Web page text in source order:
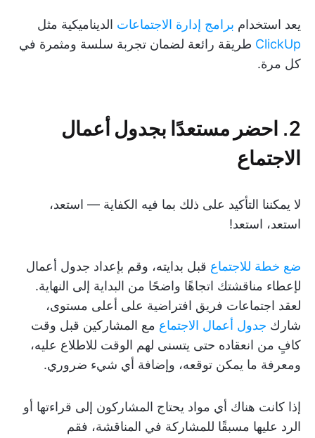
يعد استخدام برامج إدارة الاجتماعات الديناميكية مثل
ClickUp طريقة رائعة لضمان تجربة سلسة ومثمرة في
كل مرة.
2. احضر مستعدًا بجدول أعمال
الاجتماع
لا يمكننا التأكيد على ذلك بما فيه الكفاية — استعد،
استعد، استعد!
ضع خطة للاجتماع قبل بدايته، وقم بإعداد جدول أعمال
لإعطاء مناقشتك اتجاهًا واضحًا من البداية إلى النهاية.
لعقد اجتماعات فريق افتراضية على أعلى مستوى،
شارك جدول أعمال الاجتماع مع المشاركين قبل وقت
كافٍ من انعقاده حتى يتسنى لهم الوقت للاطلاع عليه،
ومعرفة ما يمكن توقعه، وإضافة أي شيء ضروري.
إذا كانت هناك أي مواد يحتاج المشاركون إلى قراءتها أو
الرد عليها مسبقًا للمشاركة في المناقشة، فقم